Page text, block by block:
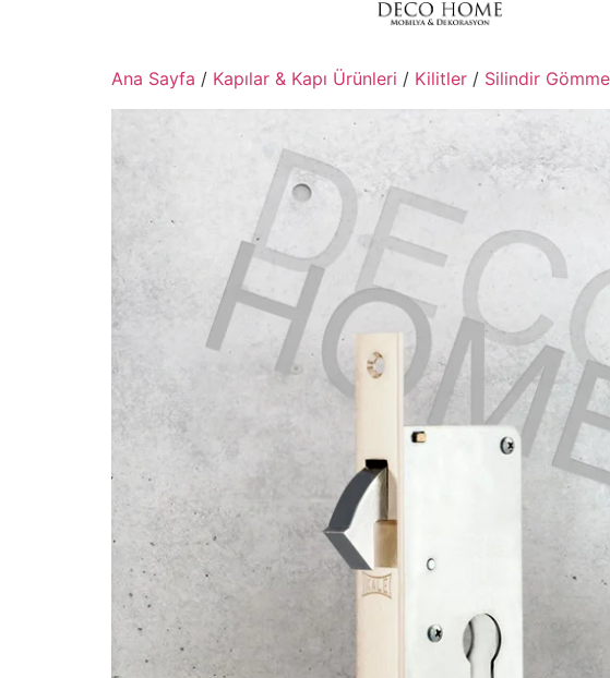
Ana Sayfa / Kapılar & Kapı Ürünleri / Kilitler / Silindir